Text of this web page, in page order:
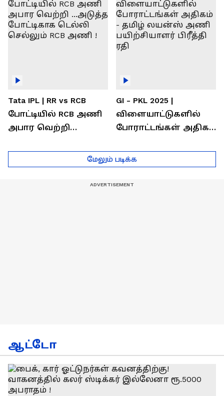
கேப்டன் சுமன்குர்ஜார்
Tata IPL | RR vs RCB
போட்டியில் RCB அணி
அபார வெற்றி
டெல்லி செல்லும் RCB
அணி !
GI - PKL 2025 |
விளையாட்டுகளில்
போராட்டங்கள் அதிகம்
பயிற்சியாளர் பிரீத்தி
ரதி
மேலும் படிக்க
ஆட்டோ